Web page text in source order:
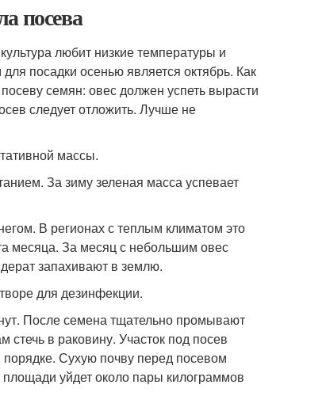
посева
любит низкие температуры и
посадки осенью является октябрь. Как
семян: овес должен успеть вырасти
следует отложить. Лучше не
массы.
За зиму зеленая масса успевает
В регионах с теплым климатом это
месяца. За месяц с небольшим овес
запахивают в землю.
для дезинфекции.
После семена тщательно промывают
стечь в раковину. Участок под посев
Сухую почву перед посевом
уйдет около пары килограммов